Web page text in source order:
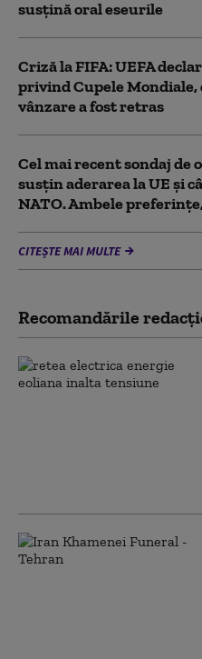
susţină oral eseurile
Criză la FIFA: UEFA
privind Cupele Mondiale,
vânzare a fost retras
Cel mai recent sondaj de
susțin aderarea la UE și
NATO. Ambele
CITEȘTE MAI MULTE
Recomandările